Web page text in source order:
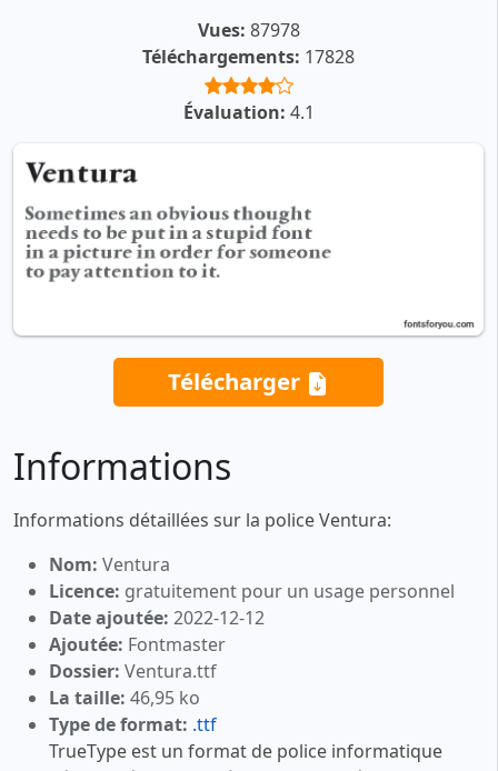
Vues: 87978
Téléchargements: 17828
Évaluation: 4.1
Télécharger
Informations
Informations détaillées sur la police Ventura:
Nom: Ventura
Licence: gratuitement pour un usage personnel
Date ajoutée: 2022-12-12
Ajoutée: Fontmaster
Dossier: Ventura.ttf
La taille: 46,95 ko
Type de format: .ttf
TrueType est un format de police informatique